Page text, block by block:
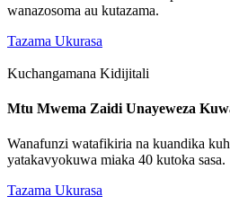
wanazosoma au kutazama.
Tazama Ukurasa
Kuchangamana Kidijitali
Mtu Mwema Zaidi Unayeweza
Wanafunzi watafikiria na kuandika
yatakavyokuwa miaka 40 kutoka sasa.
Tazama Ukurasa